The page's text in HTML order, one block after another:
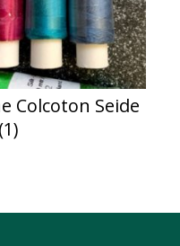
Colcoton Seide
(1)